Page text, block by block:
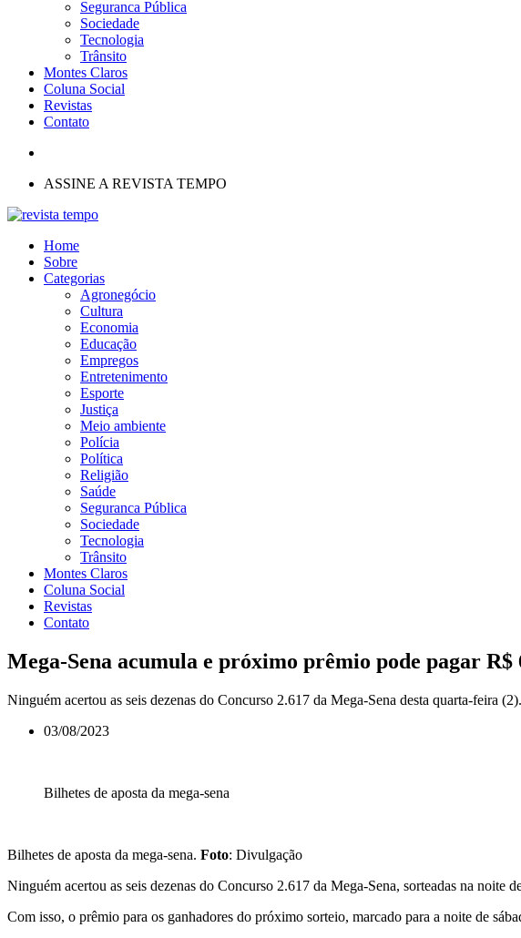
Seguranca Pública
Sociedade
Tecnologia
Trânsito
Montes Claros
Coluna Social
Revistas
Contato
ASSINE A REVISTA TEMPO
Home
Sobre
Categorias
Agronegócio
Cultura
Economia
Educação
Empregos
Entretenimento
Esporte
Justiça
Meio ambiente
Polícia
Política
Religião
Saúde
Seguranca Pública
Sociedade
Tecnologia
Trânsito
Montes Claros
Coluna Social
Revistas
Contato
Mega-Sena acumula e próximo prêmio pode pagar R$
Ninguém acertou as seis dezenas do Concurso 2.617 da Mega-Sena desta quarta-feira (2).
03/08/2023
Bilhetes de aposta da mega-sena
Bilhetes de aposta da mega-sena. Foto: Divulgação
Ninguém acertou as seis dezenas do Concurso 2.617 da Mega-Sena, sorteadas na noite
Com isso, o prêmio para os ganhadores do próximo sorteio, marcado para a noite de